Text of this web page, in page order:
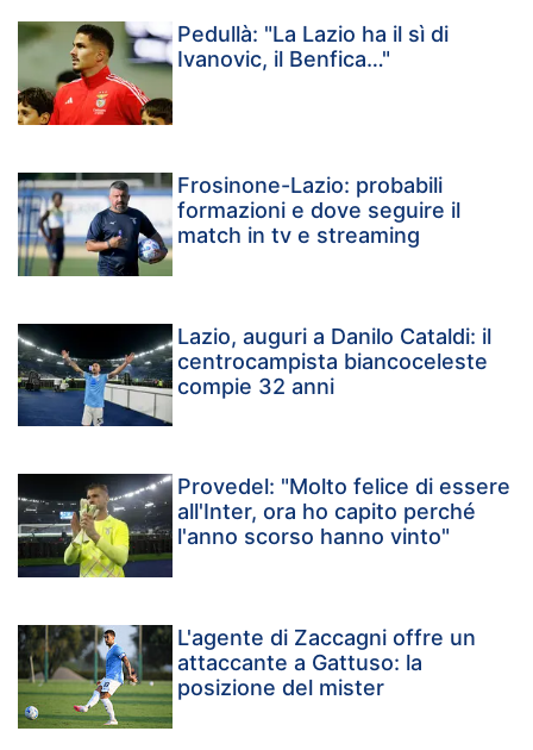
Pedullà: "La Lazio ha il sì di
Ivanovic, il Benfica…"
Frosinone-Lazio: probabili
formazioni e dove seguire il
match in tv e streaming
Lazio, auguri a Danilo Cataldi: il
centrocampista biancoceleste
compie 32 anni
Provedel: "Molto felice di essere
all'Inter, ora ho capito perché
l'anno scorso hanno vinto"
L'agente di Zaccagni offre un
attaccante a Gattuso: la
posizione del mister